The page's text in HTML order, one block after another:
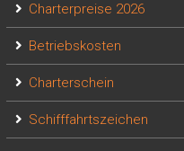
Charterpreise 2026
Betriebskosten
Charterschein
Schifffahrtszeichen